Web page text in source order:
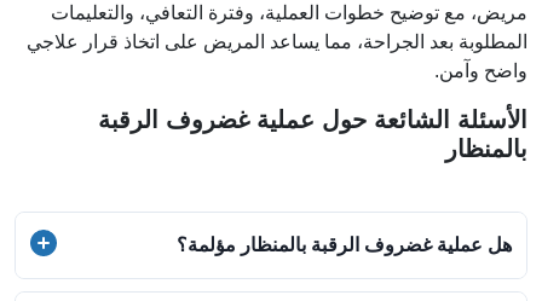
مريض، مع توضيح خطوات العملية، وفترة التعافي، والتعليمات
المطلوبة بعد الجراحة، مما يساعد المريض على اتخاذ قرار علاجي
واضح وآمن.
الأسئلة الشائعة حول عملية غضروف الرقبة
بالمنظار
هل عملية غضروف الرقبة بالمنظار مؤلمة؟